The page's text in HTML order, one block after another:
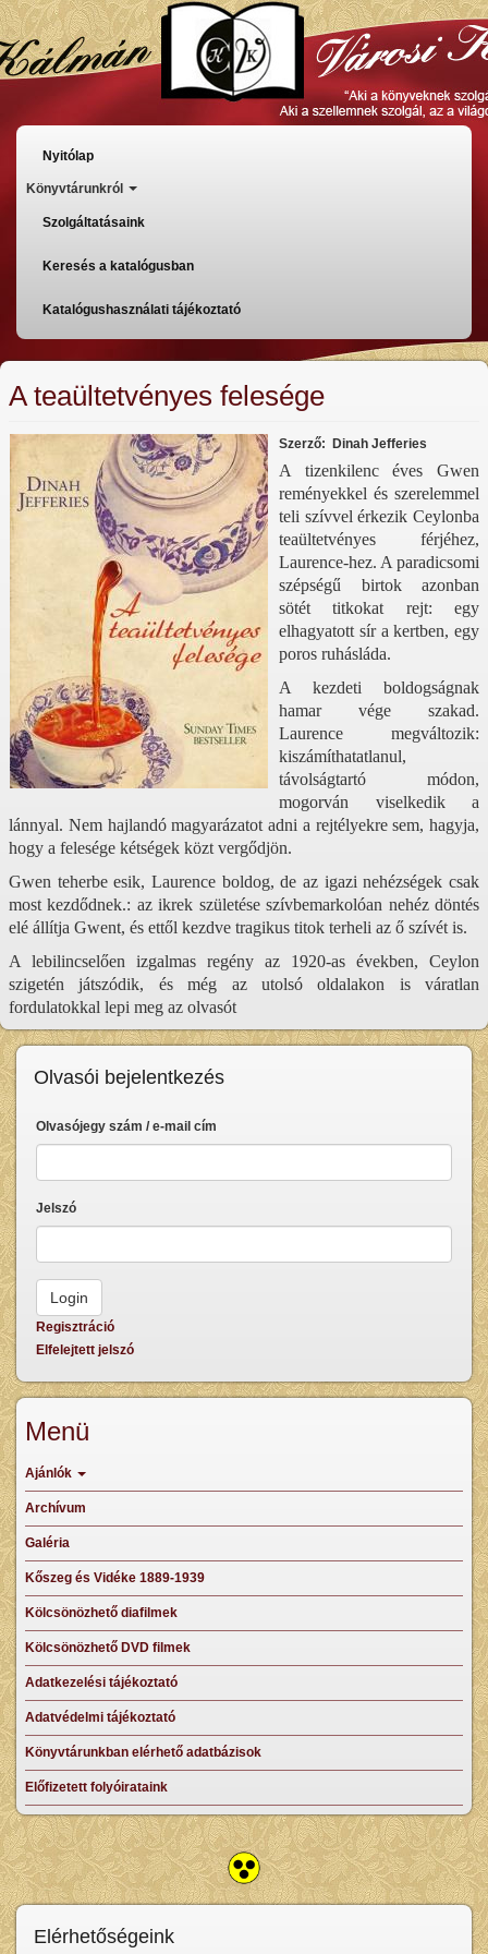
Ugrás
a
tartalomra
Főmenü
Nyitólap
Könyvtárunkról
Szolgáltatásaink
Keresés a katalógusban
Katalógushasználati tájékoztató
A teaültetvényes felesége
Szerző Dinah Jefferies
A tizenkilenc éves Gwen
reményekkel és szerelemmel
teli szívvel érkezik Ceylonba
teaültetvényes férjéhez,
Laurence-hez. A paradicsomi
szépségű birtok azonban
sötét titkokat rejt: egy
elhagyatott sír a kertben, egy
poros ruhásláda.
A kezdeti boldogságnak
hamar vége szakad.
Laurence megváltozik:
kiszámíthatatlanul,
távolságtartó módon,
mogorván viselkedik a
lánnyal. Nem hajlandó magyarázatot adni a rejtélyekre sem, hagyja,
hogy a felesége kétségek közt vergődjön.
Gwen teherbe esik, Laurence boldog, de az igazi nehézségek csak
most kezdődnek.: az ikrek születése szívbemarkolóan nehéz döntés
elé állítja Gwent, és ettől kezdve tragikus titok terheli az ő szívét is.
A lebilincselően izgalmas regény az 1920-as években, Ceylon
szigetén játszódik, és még az utolsó oldalakon is váratlan
fordulatokkal lepi meg az olvasót
Olvasói bejelentkezés
Olvasójegy szám / e-mail cím
Jelszó
Regisztráció
Elfelejtett jelszó
Menü
Ajánlók
Archívum
Galéria
Kőszeg és Vidéke 1889-1939
Kölcsönözhető diafilmek
Kölcsönözhető DVD filmek
Adatkezelési tájékoztató
Adatvédelmi tájékoztató
Könyvtárunkban elérhető adatbázisok
Előfizetett folyóirataink
Elérhetőségeink